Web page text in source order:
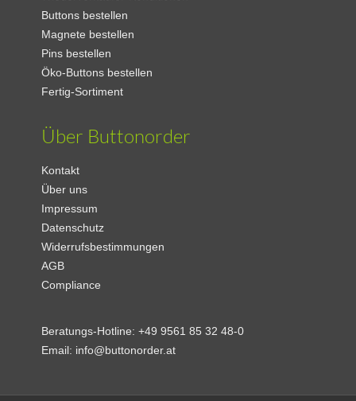
Buttons bestellen
Magnete bestellen
Pins bestellen
Öko-Buttons bestellen
Fertig-Sortiment
Über Buttonorder
Kontakt
Über uns
Impressum
Datenschutz
Widerrufsbestimmungen
AGB
Compliance
Beratungs-Hotline:+49 9561 85 32 48-0
Email: info@buttonorder.at